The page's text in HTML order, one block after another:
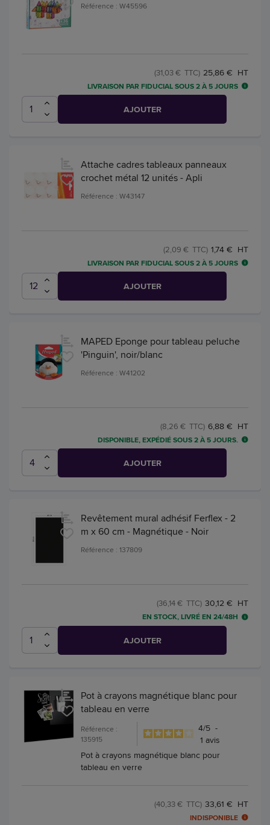
Référence : W45596
25,86 € HT
(31,03 € TTC)
LIVRAISON PAR FIDUCIAL SOUS 2 À 5 JOURS
AJOUTER
Attache cadres tableaux panneaux
crochet métal 12 unités - Apli
Référence : W43147
1,74 € HT
(2,09 € TTC)
LIVRAISON PAR FIDUCIAL SOUS 2 À 5 JOURS
AJOUTER
MAPED Eponge pour tableau peluche
'Pinguin', noir/blanc
Référence : W41202
6,88 € HT
(8,26 € TTC)
DISPONIBLE, EXPÉDIÉ SOUS 2 À 5 JOURS.
AJOUTER
Revêtement mural adhésif Ferflex - 2
m x 60 cm - Magnétique - Noir
Référence : 137809
30,12 € HT
(36,14 € TTC)
EN STOCK, LIVRÉ EN 24/48H
AJOUTER
Pot à crayons magnétique blanc pour
tableau en verre
Référence :
135915
4/5 -
1 avis
Pot à crayons magnétique blanc pour
tableau en verre
33,61 € HT
(40,33 € TTC)
INDISPONIBLE